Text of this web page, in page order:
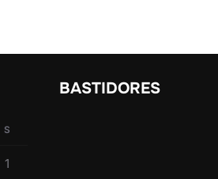
S
1
BASTIDORES